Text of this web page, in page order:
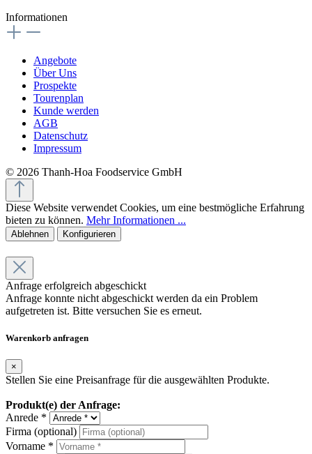
Informationen
Angebote
Über Uns
Prospekte
Tourenplan
Kunde werden
AGB
Datenschutz
Impressum
© 2026 Thanh-Hoa Foodservice GmbH
Diese Website verwendet Cookies, um eine bestmögliche Erfahrung
bieten zu können. Mehr Informationen ...
Ablehnen Konfigurieren
Anfrage erfolgreich abgeschickt
Anfrage konnte nicht abgeschickt werden da ein Problem
aufgetreten ist. Bitte versuchen Sie es erneut.
Warenkorb anfragen
×
Stellen Sie eine Preisanfrage für die ausgewählten Produkte.
Produkt(e) der Anfrage:
Anrede *
Firma (optional)
Vorname *